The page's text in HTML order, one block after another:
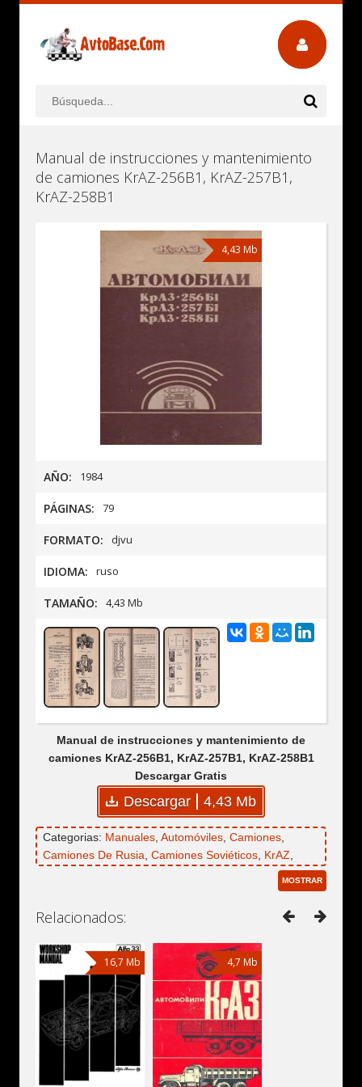
Manual de instrucciones y mantenimiento
de camiones KrAZ-256B1, KrAZ-257B1,
KrAZ-258B1
4,43 Mb
AÑO: 1984
PÁGINAS: 79
FORMATO: djvu
IDIOMA: ruso
TAMAÑO: 4,43 Mb
Manual de instrucciones y mantenimiento de
camiones KrAZ-256B1, KrAZ-257B1, KrAZ-258B1
Descargar Gratis
Descargar 4,43 Mb
Categorias: Manuales Automóviles Camiones
Camiones De Rusia Camiones Soviéticos KrAZ
MOSTRAR
Relacionados:
16,7 Mb 4,7 Mb